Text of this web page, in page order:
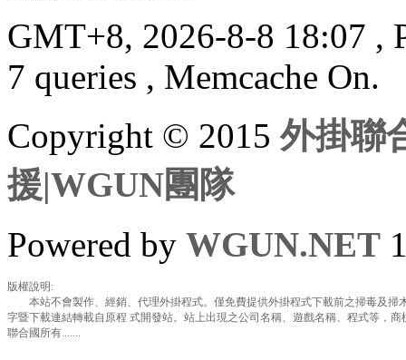
GMT+8, 2026-8-8 18:07 ,
7 queries , Memcache On.
Copyright © 2015外掛聯
援|WGUN團隊
Powered by WGUN.NET
版權說明:
本站不會製作、經銷、代理外掛程式。僅免費提供外掛程式下載前之掃毒及掃
字暨下載連結轉載自原程 式開發站。站上出現之公司名稱、遊戲名稱、程式等，
聯合國所有.......